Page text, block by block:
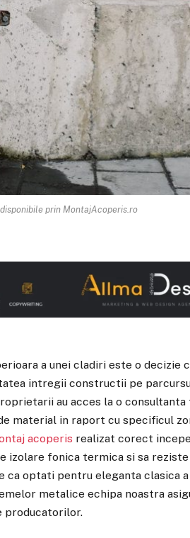
prin MontajAcoperis.ro
a unei cladiri este o decizie
intregii constructii pe
au acces la o consultanta
material in raport cu specificul
acoperis realizat corect
izolare fonica termica si sa
ca optati pentru eleganta clasica
metalice echipa noastra
producatorilor.